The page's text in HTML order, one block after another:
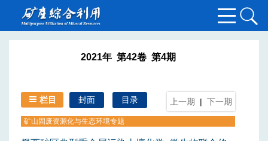
2021年 第42卷 第4期
栏目 封面 目录 上一期 | 下一期
矿山固废资源化与生态环境专题